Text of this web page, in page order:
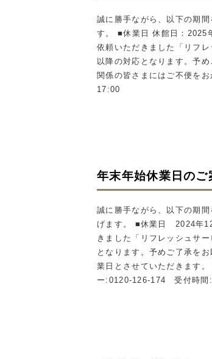
誠に勝手ながら、以下の期
す。 ■休業日 休館日：2025
依頼いただきました「リフ
以降の対応となります。予
関係の皆さまにはご不便を
17:00
年末年始休業日のご
誠に勝手ながら、以下の期
げます。
■休業日 2024年
きました「リフレッシュサ
となります。予めご了承をお
業日とさせていただきます。
ー :0120-126-174 受付時間